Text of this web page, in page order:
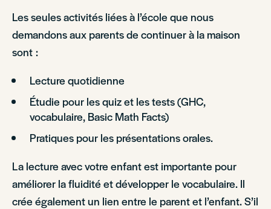
Les seules activités liées à l’école que nous
demandons aux parents de continuer à la maison
sont :
Lecture quotidienne
Étudie pour les quiz et les tests (GHC,
vocabulaire, Basic Math Facts)
Pratiques pour les présentations orales.
La lecture avec votre enfant est importante pour
améliorer la fluidité et développer le vocabulaire. Il
crée également un lien entre le parent et l’enfant. S’il